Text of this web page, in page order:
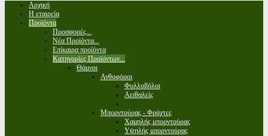
Αρχική
Η εταιρεία
Προϊόντα
Προσφορές...
Νέα Προϊόντα...
Επίκαιρα προϊόντα
Κατηγορίες Προϊόντων...
Θάμνοι
Ανθοφόροι
Φυλλοβόλοι
Αειθαλείς
Μπορντούρας - Φράχτες
Χαμηλής μπορντούρας
Υψηλής μπορντούρας